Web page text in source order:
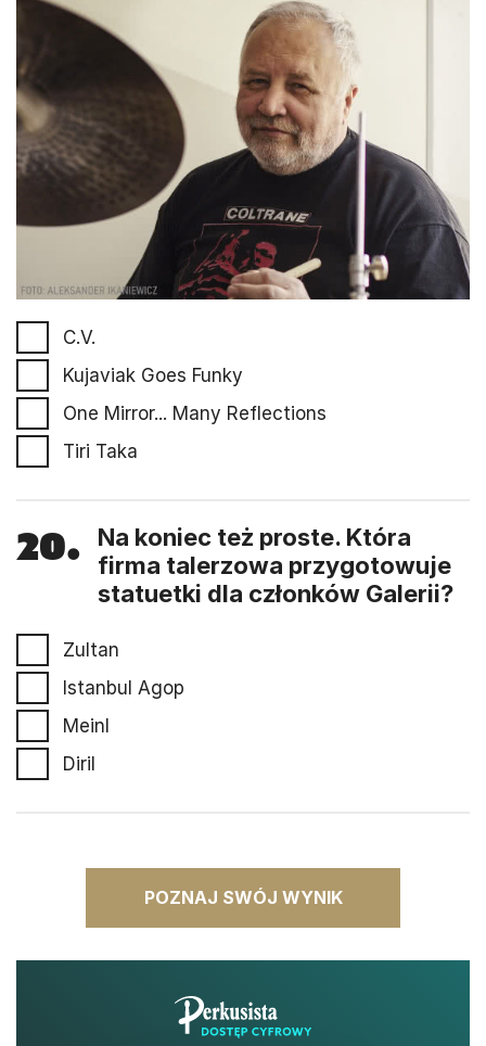
C.V.
Kujaviak Goes Funky
One Mirror... Many Reflections
Tiri Taka
20.
Na koniec też proste. Która
firma talerzowa przygotowuje
statuetki dla członków Galerii?
Zultan
Istanbul Agop
Meinl
Diril